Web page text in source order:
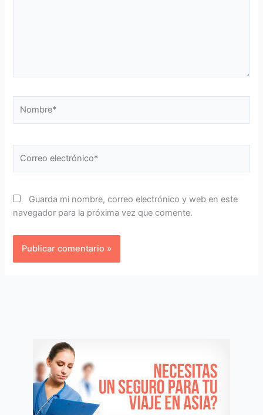
electrónico*
Guarda mi nombre, correo electrónico y web en este
navegador para la próxima vez que comente.